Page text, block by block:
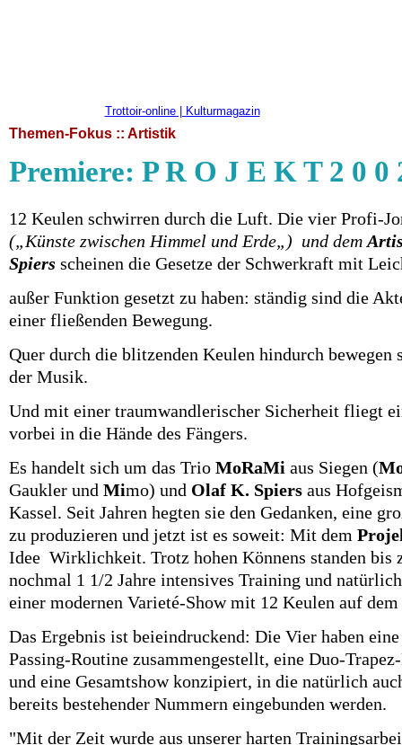
Trottoir-online | Kulturmagazin
Themen-Fokus :: Artistik
Premiere: P R O J E K T 2 0 0
12 Keulen schwirren durch die Luft. Die vier Profi-
(„Künste zwischen Himmel und Erde„) und dem
Spiers scheinen die Gesetze der Schwerkraft mit
außer Funktion gesetzt zu haben: ständig sind die
einer fließenden Bewegung.
Quer durch die blitzenden Keulen hindurch bewegen
der Musik.
Und mit einer traumwandlerischer Sicherheit fliegt
vorbei in die Hände des Fängers.
Es handelt sich um das Trio MoRaMi aus Siegen (
Gaukler und Mimo) und Olaf K. Spiers aus
Kassel. Seit Jahren hegten sie den Gedanken, eine
zu produzieren und jetzt ist es soweit: Mit dem
Idee Wirklichkeit. Trotz hohen Könnens standen bis
nochmal 1 1/2 Jahre intensives Training und
einer modernen Varieté-Show mit 12 Keulen auf
Das Ergebnis ist beieindruckend: Die Vier haben
Passing-Routine zusammengestellt, eine Duo-
und eine Gesamtshow konzipiert, in die natürlich
bereits bestehender Nummern eingebunden werden.
"Mit der Zeit wurde aus unserer harten